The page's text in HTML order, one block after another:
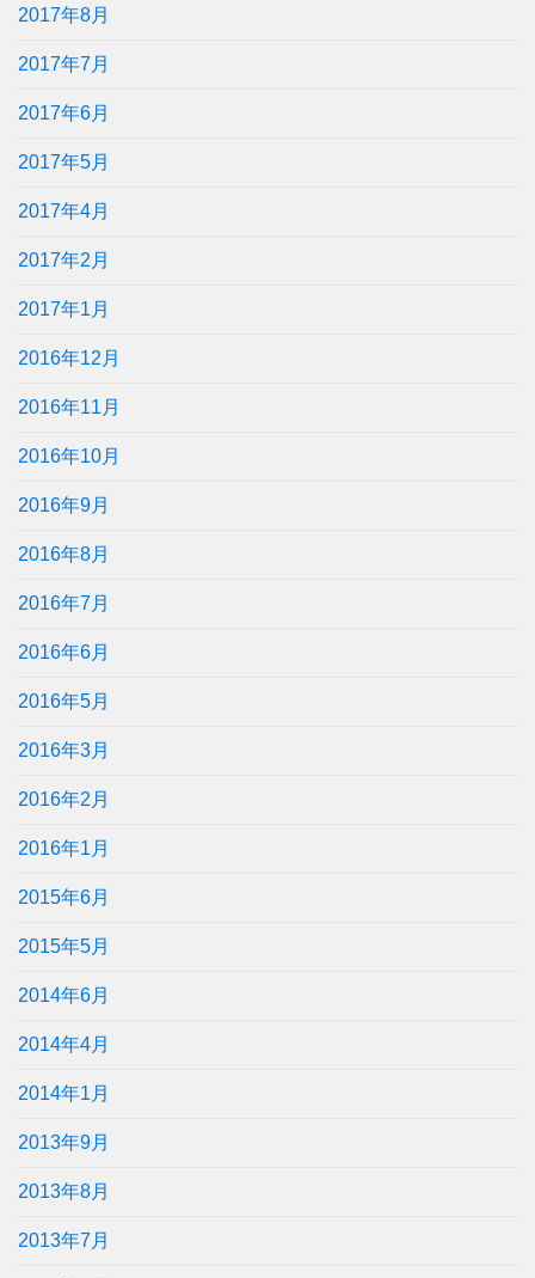
2017年8月
2017年7月
2017年6月
2017年5月
2017年4月
2017年2月
2017年1月
2016年12月
2016年11月
2016年10月
2016年9月
2016年8月
2016年7月
2016年6月
2016年5月
2016年3月
2016年2月
2016年1月
2015年6月
2015年5月
2014年6月
2014年4月
2014年1月
2013年9月
2013年8月
2013年7月